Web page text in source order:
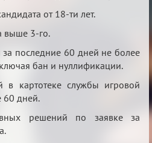
от 18-ти лет.
выше 3-го.
последние 60 дней не более
бан и нуллификации.
в картотеке службы игровой
60 дней.
решений по заявке за